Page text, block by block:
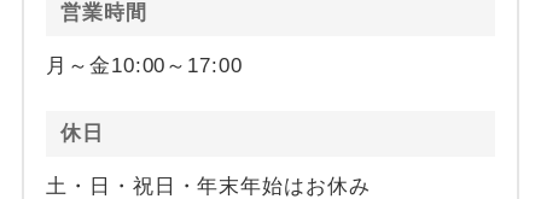
営業時間
月～金10:00～17:00
休日
土・日・祝日・年末年始はお休み